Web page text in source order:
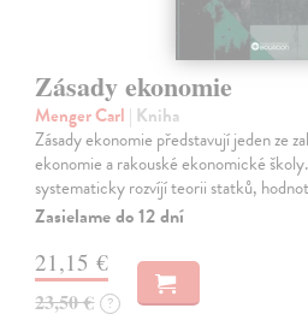
Zásady ekonomie
Menger Carl | Kniha
Zásady ekonomie představují jeden ze
ekonomie a rakouské ekonomické
systematicky rozvíjí teorii statků,
Zasielame do 12 dní
21,15 €
23,50 € ?